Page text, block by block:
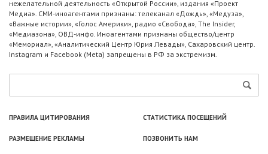
нежелательной деятельность «Открытой России», издания «Проект
Медиа». СМИ-иноагентами признаны: телеканал «Дождь», «Медуза»,
«Важные истории», «Голос Америки», радио «Свобода», The Insider,
«Медиазона», ОВД-инфо. Иноагентами признаны общество/центр
«Мемориал», «Аналитический Центр Юрия Левады», Сахаровский центр.
Instagram и Facebook (Metа) запрещены в РФ за экстремизм.
ПРАВИЛА ЦИТИРОВАНИЯ СТАТИСТИКА ПОСЕЩЕНИЙ
РАЗМЕЩЕНИЕ РЕКЛАМЫ ПОЗВОНИТЬ НАМ